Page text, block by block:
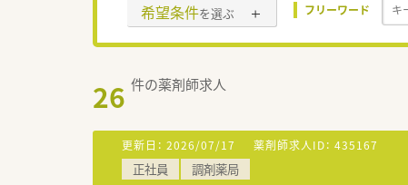
希望条件を選ぶ フリーワード
26 件の薬剤師求人
更新日： 2026/07/17 薬剤師求人ID： 435167
正社員 調剤薬局